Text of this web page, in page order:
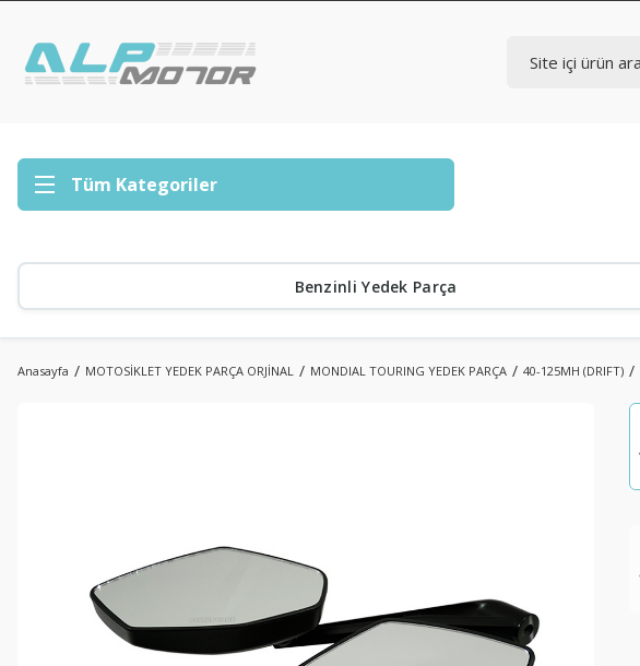
Tüm Kategoriler
Benzinli Yedek Parça
Anasayfa MOTOSİKLET YEDEK PARÇA ORJİNAL MONDIAL TOURING YEDEK PARÇA 40-125MH (DRIFT)